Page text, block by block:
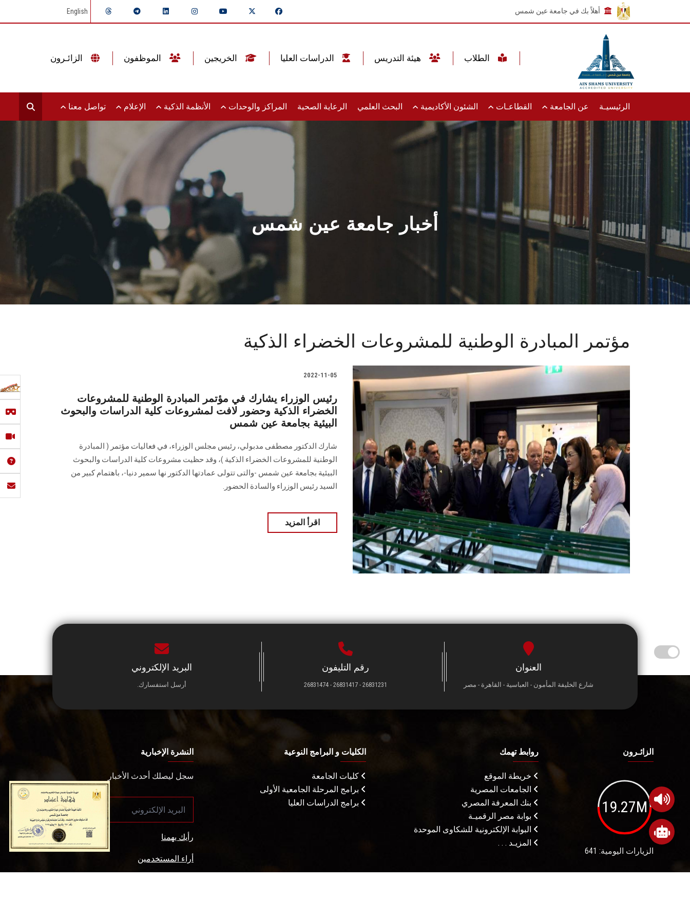
أهلاً بك في جامعة عين شمس English
الرئيسيـة عن الجامعة القطاعـات الشئون الأكاديمية البحث العلمي الرعاية الصحية المراكز والوحدات الأنظمة الذكية الإعلام تواصل معنا
أخبار جامعة عين شمس
مؤتمر المبادرة الوطنية للمشروعات الخضراء الذكية
2022-11-05
رئيس الوزراء يشارك في مؤتمر المبادرة الوطنية للمشروعات
الخضراء الذكية وحضور لافت لمشروعات كلية الدراسات والبحوث
البيئية بجامعة عين شمس
شارك الدكتور مصطفى مدبولي، رئيس مجلس الوزراء، في فعاليات مؤتمر ( المبادرة
الوطنية للمشروعات الخضراء الذكية )، وقد حظيت مشروعات كلية الدراسات والبحوث
البيئية بجامعة عين شمس -والتى تتولى عمادتها الدكتور نها سمير دنيا-، باهتمام كبير من
السيد رئيس الوزراء والسادة الحضور.
اقرأ المزيد
العنوان
شارع الخليفة المأمون - العباسية - القاهرة - مصر
رقم التليفون
26831231 - 26831417 - 26831474
البريد الإلكتروني
أرسل استفسارك.
الزائـرون
19.27M
الزيارات اليومية: 641
روابط تهمك
خريطة الموقع
الجامعات المصرية
بنك المعرفة المصري
بوابة مصر الرقميـة
البوابة الإلكترونية للشكاوى الموحدة
المزيـد . . .
الكليات و البرامج النوعية
كليات الجامعة
برامج المرحلة الجامعية الأولى
برامج الدراسات العليا
النشرة الإخبارية
سجل ليصلك أحدث الأخبار
رأيك يهمنا
أراء المستخدمين